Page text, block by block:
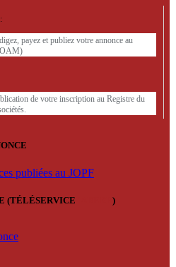
:
payez et publiez votre annonce au
de votre inscription au Registre du
publiées au JOPF
(TÉLÉSERVICE )